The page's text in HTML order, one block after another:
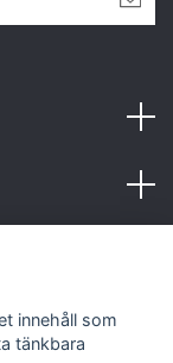
innehåll som
tänkbara